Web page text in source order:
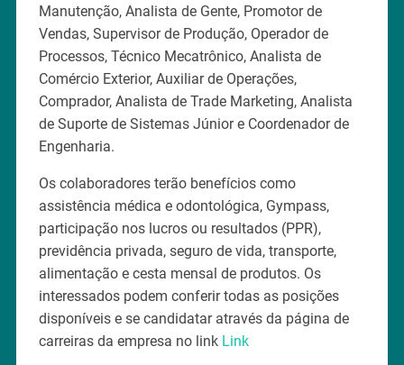
Manutenção, Analista de Gente, Promotor de
Vendas, Supervisor de Produção, Operador de
Processos, Técnico Mecatrônico, Analista de
Comércio Exterior, Auxiliar de Operações,
Comprador, Analista de Trade Marketing, Analista
de Suporte de Sistemas Júnior e Coordenador de
Engenharia.
Os colaboradores terão benefícios como
assistência médica e odontológica, Gympass,
participação nos lucros ou resultados (PPR),
previdência privada, seguro de vida, transporte,
alimentação e cesta mensal de produtos. Os
interessados podem conferir todas as posições
disponíveis e se candidatar através da página de
carreiras da empresa no link Link